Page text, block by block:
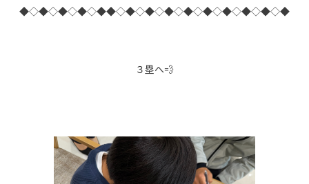
◆◇◆◇◆◇◆◇◆◆◇◆◇◆◇◆◇◆◇◆◇◆◇◆◇◆◇◆
３塁へ💨